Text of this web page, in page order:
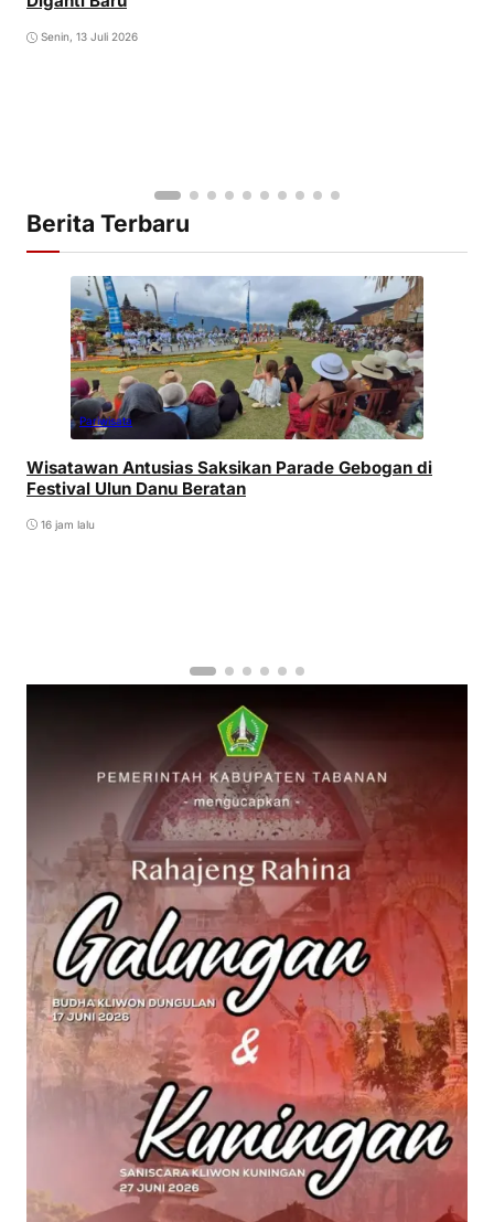
Senin, 13 Juli 2026
Berita Terbaru
Pariwisata
Wisatawan Antusias Saksikan Parade Gebogan di
Festival Ulun Danu Beratan
16 jam lalu